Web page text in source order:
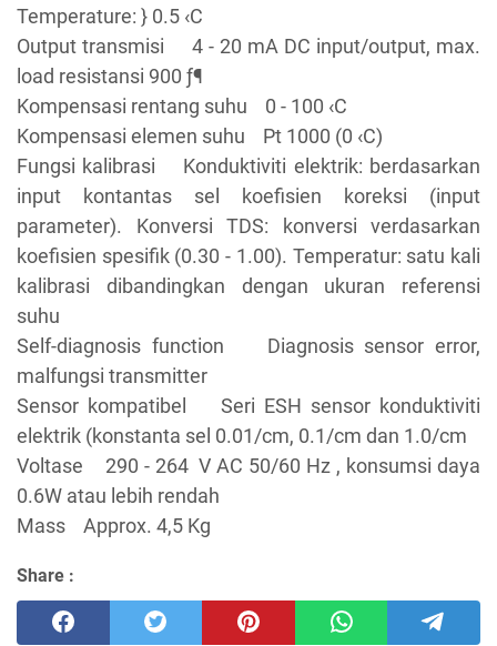
Temperature: } 0.5 ‹C
Output transmisi 4 - 20 mA DC input/output, max.
load resistansi 900 ƒ¶
Kompensasi rentang suhu 0 - 100 ‹C
Kompensasi elemen suhu Pt 1000 (0 ‹C)
Fungsi kalibrasi Konduktiviti elektrik: berdasarkan
input kontantas sel koefisien koreksi (input
parameter). Konversi TDS: konversi verdasarkan
koefisien spesifik (0.30 - 1.00). Temperatur: satu kali
kalibrasi dibandingkan dengan ukuran referensi
suhu
Self-diagnosis function Diagnosis sensor error,
malfungsi transmitter
Sensor kompatibel Seri ESH sensor konduktiviti
elektrik (konstanta sel 0.01/cm, 0.1/cm dan 1.0/cm
Voltase 290 - 264 V AC 50/60 Hz , konsumsi daya
0.6W atau lebih rendah
Mass Approx. 4,5 Kg
Share :